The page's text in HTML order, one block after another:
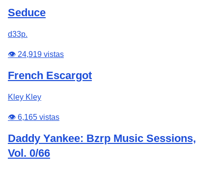
Seduce
d33p.
👁️ 24,919 vistas
French Escargot
Kley Kley
👁️ 6,165 vistas
Daddy Yankee: Bzrp Music Sessions,
Vol. 0/66